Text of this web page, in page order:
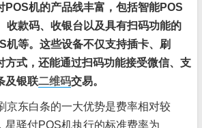
POS机的产品线丰富，包括智能POS
收款码、收银台以及具有扫码功能的
机等。这些设备不仅支持插卡、刷
方式，还能通过扫码功能接受微信、支
及银联二维码交易。
京东白条的一大优势是费率相对较
星驿付POS机执行的标准费率为